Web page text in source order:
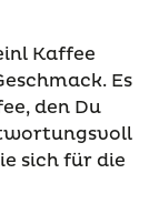
Kaffee
Es
den Du
sich für die